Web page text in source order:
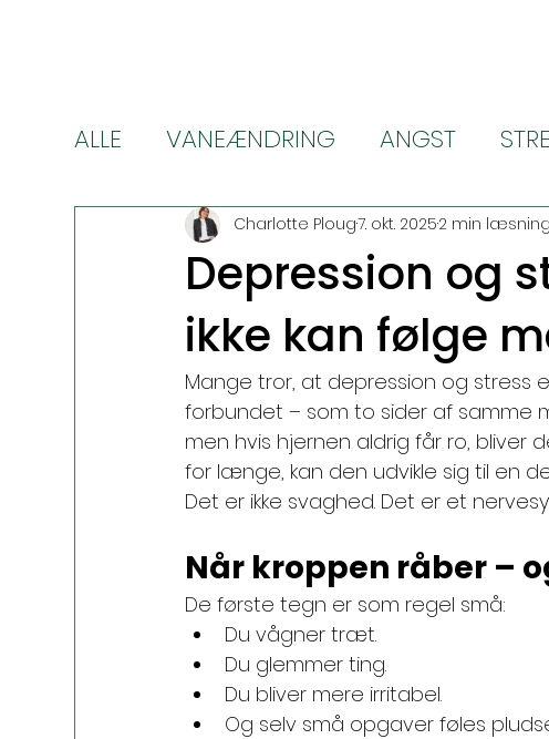
ALLE VANEÆNDRING ANGST
VÆGTTAB (Wegovy & Ozempic)
Depression og
ikke kan følge
Charlotte Ploug7. okt. 20252 min læsning
Mange tror, at depression og stress
forbundet – som to sider af samme
men hvis hjernen aldrig får ro,
for længe, kan den udvikle sig til en
Det er ikke svaghed. Det er et
Når kroppen råber –
De første tegn er som regel små:
Du vågner træt.
Du glemmer ting.
Du bliver mere irritabel.
Og selv små opgaver føles